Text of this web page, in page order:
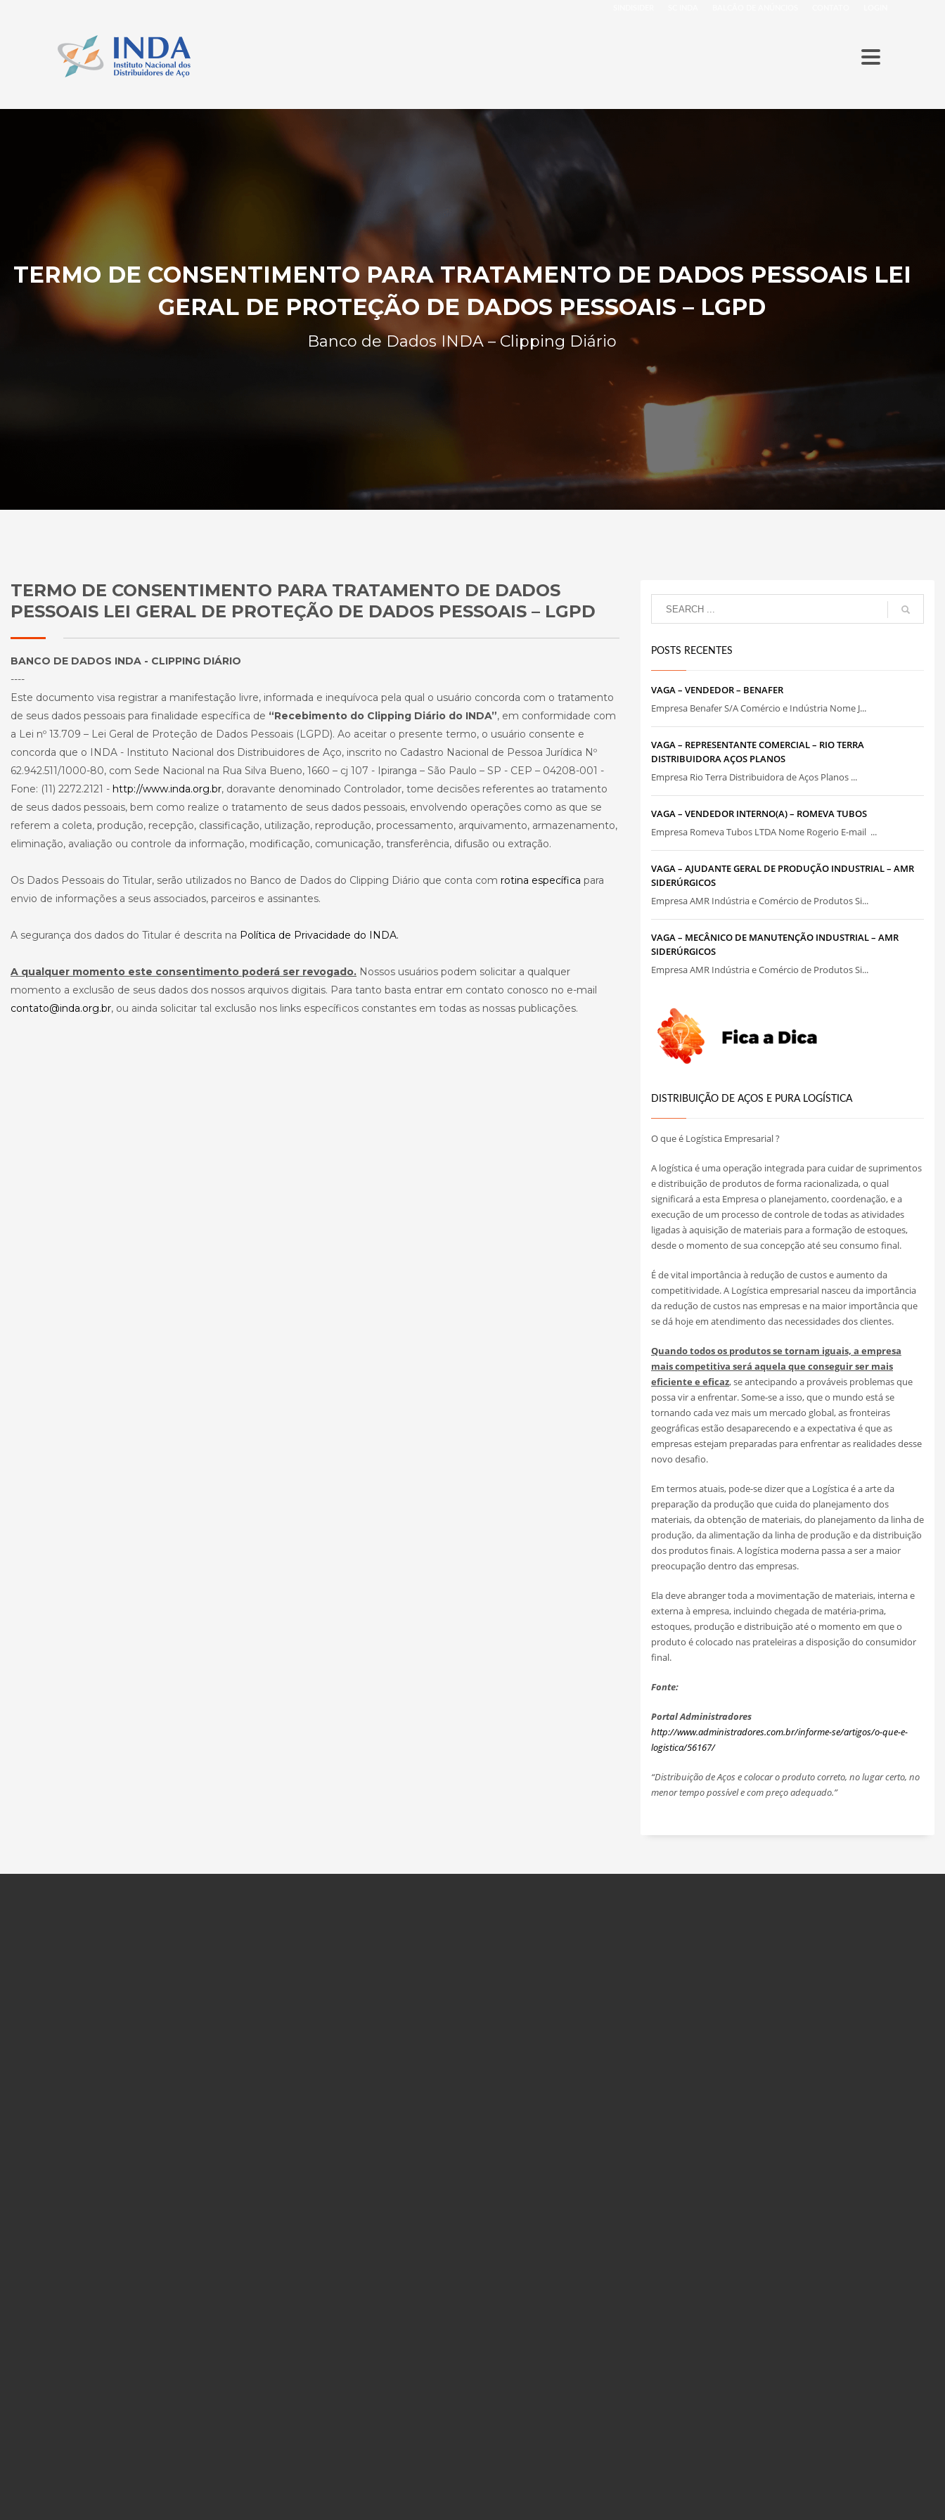
TERMO DE CONSENTIMENTO PARA TRATAMENTO DE DADOS PESSOAIS LEI
GERAL DE PROTEÇÃO DE DADOS PESSOAIS – LGPD
Banco de Dados INDA – Clipping Diário
TERMO DE CONSENTIMENTO PARA TRATAMENTO DE DADOS
PESSOAIS LEI GERAL DE PROTEÇÃO DE DADOS PESSOAIS – LGPD
BANCO DE DADOS INDA - CLIPPING DIÁRIO
----
Este documento visa registrar a manifestação livre, informada e inequívoca pela qual o usuário concorda com o tratamento
de seus dados pessoais para finalidade específica de “Recebimento do Clipping Diário do INDA”, em conformidade com
a Lei nº 13.709 – Lei Geral de Proteção de Dados Pessoais (LGPD). Ao aceitar o presente termo, o usuário consente e
concorda que o INDA - Instituto Nacional dos Distribuidores de Aço, inscrito no Cadastro Nacional de Pessoa Jurídica Nº
62.942.511/1000-80, com Sede Nacional na Rua Silva Bueno, 1660 – cj 107 - Ipiranga – São Paulo – SP - CEP – 04208-001 -
Fone: (11) 2272.2121 - http://www.inda.org.br, doravante denominado Controlador, tome decisões referentes ao tratamento
de seus dados pessoais, bem como realize o tratamento de seus dados pessoais, envolvendo operações como as que se
referem a coleta, produção, recepção, classificação, utilização, reprodução, processamento, arquivamento, armazenamento,
eliminação, avaliação ou controle da informação, modificação, comunicação, transferência, difusão ou extração.
Os Dados Pessoais do Titular, serão utilizados no Banco de Dados do Clipping Diário que conta com rotina específica para
envio de informações a seus associados, parceiros e assinantes.
A segurança dos dados do Titular é descrita na Política de Privacidade do INDA.
A qualquer momento este consentimento poderá ser revogado. Nossos usuários podem solicitar a qualquer
momento a exclusão de seus dados dos nossos arquivos digitais. Para tanto basta entrar em contato conosco no e-mail
contato@inda.org.br, ou ainda solicitar tal exclusão nos links específicos constantes em todas as nossas publicações.
POSTS RECENTES
VAGA – VENDEDOR – BENAFER
Empresa Benafer S/A Comércio e Indústria Nome J...
VAGA – REPRESENTANTE COMERCIAL – RIO TERRA
DISTRIBUIDORA AÇOS PLANOS
Empresa Rio Terra Distribuidora de Aços Planos ...
VAGA – VENDEDOR INTERNO(A) – ROMEVA TUBOS
Empresa Romeva Tubos LTDA Nome Rogerio E-mail ...
VAGA – AJUDANTE GERAL DE PRODUÇÃO INDUSTRIAL – AMR
SIDERÚRGICOS
Empresa AMR Indústria e Comércio de Produtos Si...
VAGA – MECÂNICO DE MANUTENÇÃO INDUSTRIAL – AMR
SIDERÚRGICOS
Empresa AMR Indústria e Comércio de Produtos Si...
DISTRIBUIÇÃO DE AÇOS E PURA LOGÍSTICA
O que é Logística Empresarial ?
A logística é uma operação integrada para cuidar de suprimentos
e distribuição de produtos de forma racionalizada, o qual
significará a esta Empresa o planejamento, coordenação, e a
execução de um processo de controle de todas as atividades
ligadas à aquisição de materiais para a formação de estoques,
desde o momento de sua concepção até seu consumo final.
É de vital importância à redução de custos e aumento da
competitividade. A Logística empresarial nasceu da importância
da redução de custos nas empresas e na maior importância que
se dá hoje em atendimento das necessidades dos clientes.
Quando todos os produtos se tornam iguais, a empresa
mais competitiva será aquela que conseguir ser mais
eficiente e eficaz, se antecipando a prováveis problemas que
possa vir a enfrentar. Some-se a isso, que o mundo está se
tornando cada vez mais um mercado global, as fronteiras
geográficas estão desaparecendo e a expectativa é que as
empresas estejam preparadas para enfrentar as realidades desse
novo desafio.
Em termos atuais, pode-se dizer que a Logística é a arte da
preparação da produção que cuida do planejamento dos
materiais, da obtenção de materiais, do planejamento da linha de
produção, da alimentação da linha de produção e da distribuição
dos produtos finais. A logística moderna passa a ser a maior
preocupação dentro das empresas.
Ela deve abranger toda a movimentação de materiais, interna e
externa à empresa, incluindo chegada de matéria-prima,
estoques, produção e distribuição até o momento em que o
produto é colocado nas prateleiras a disposição do consumidor
final.
Fonte:
Portal Administradores
http://www.administradores.com.br/informe-se/artigos/o-que-e-
logistica/56167/
“Distribuição de Aços e colocar o produto correto, no lugar certo, no
menor tempo possível e com preço adequado.”